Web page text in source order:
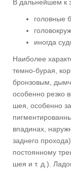
В дальнейшем к
головные
иногда
Наиболее
темно-бурая,
бронзовым,
особенно резко
шея, особенно
впадинах,
заднего
постоянному
шея и т. д.).